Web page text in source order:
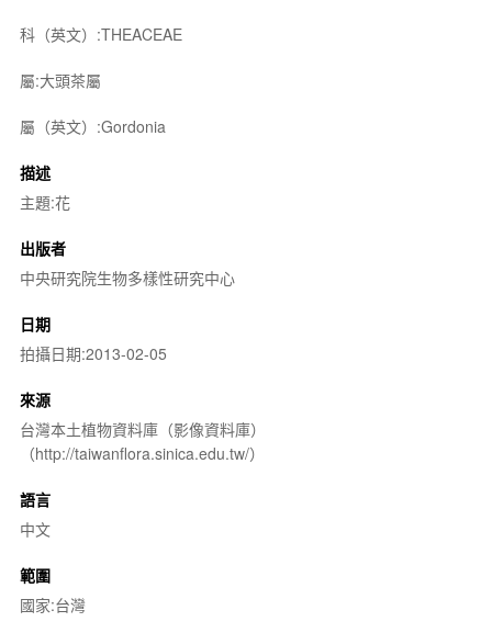
科（英文）:THEACEAE
屬:大頭茶屬
屬（英文）:Gordonia
描述
主題:花
出版者
中央研究院生物多樣性研究中心
日期
拍攝日期:2013-02-05
來源
台灣本土植物資料庫（影像資料庫）
（http://taiwanflora.sinica.edu.tw/）
語言
中文
範圍
國家:台灣